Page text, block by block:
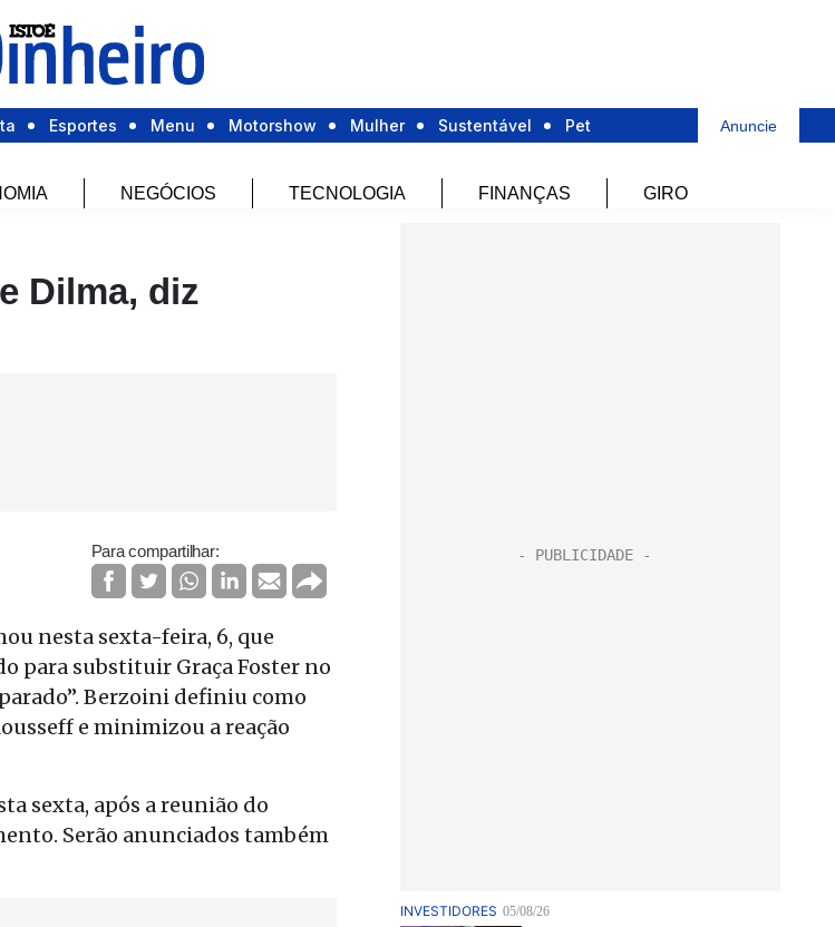
Esportes Menu Motorshow Mulher Sustentável Pet Anuncie
NEGÓCIOS TECNOLOGIA FINANÇAS GIRO
Dilma, diz
Para compartilhar:
nesta sexta-feira, 6, que
para substituir Graça Foster no
Berzoini definiu como
e minimizou a reação
sexta, após a reunião do
Serão anunciados também